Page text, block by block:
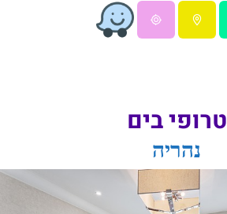
טרופי בים
נהריה